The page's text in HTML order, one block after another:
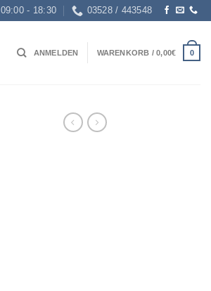
09:00 - 18:30 03528 / 443548
ANMELDEN WARENKORB /0,00€ 0